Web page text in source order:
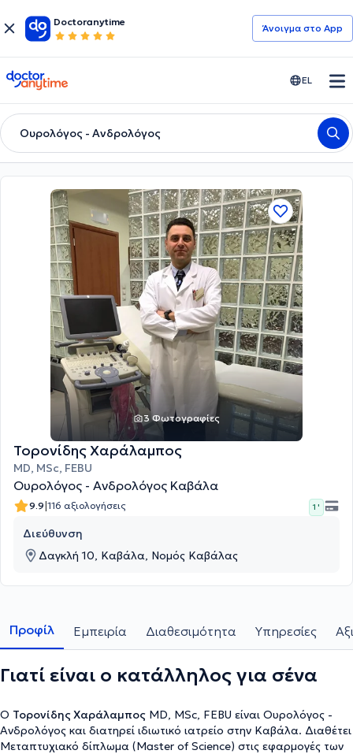
Doctoranytime
Άνοιγμα στο App
doctoranytime EL
Ουρολόγος - Ανδρολόγος
3 Φωτογραφίες
Τορονίδης Χαράλαμπος
MD, MSc, FEBU
Ουρολόγος - Ανδρολόγος Καβάλα
9.9|116 αξιολογήσεις 1 '
Διεύθυνση
Δαγκλή 10, Καβάλα, Νομός Καβάλας
Προφίλ Εμπειρία Διαθεσιμότητα Υπηρεσίες
Γιατί είναι ο κατάλληλος για σένα
Ο Τορονίδης Χαράλαμπος MD, MSc, FEBU είναι Ουρολόγος -
Ανδρολόγος και διατηρεί ιδιωτικό ιατρείο στην Καβάλα. Διαθέτει
Μεταπτυχιακό δίπλωμα (Master of Science) στις εφαρμογές των